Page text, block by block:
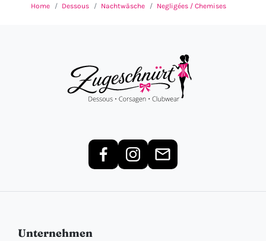
Home Dessous Nachtwäsche Negligées / Chemises
Unternehmen